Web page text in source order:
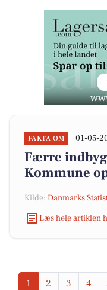
FAKTA OM 01-05-
Færre
Kommune
Kilde: Danmarks
Læs hele artiklen
1 2 3 4